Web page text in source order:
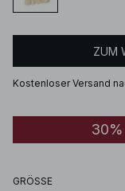
ZUM
Kostenloser Versand
30%
GRÖSSE